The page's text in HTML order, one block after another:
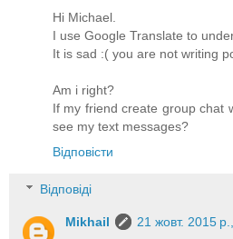
Hi Michael.
I use Google Translate to
It is sad :( you are not writing
Am i right?
If my friend create group chat
see my text messages?
Відповісти
Відповіді
Mikhail
21 жовт. 2015